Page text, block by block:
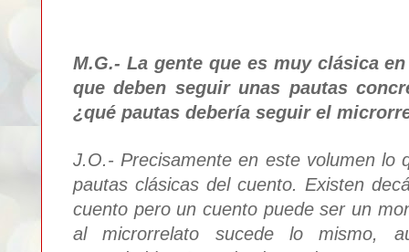
M.G.- La gente que es muy clásica
que deben seguir unas pautas
¿qué pautas debería seguir el
J.O.- Precisamente en este volumen lo
pautas clásicas del cuento. Existen
cuento pero un cuento puede ser un
al microrrelato sucedelo mismo,